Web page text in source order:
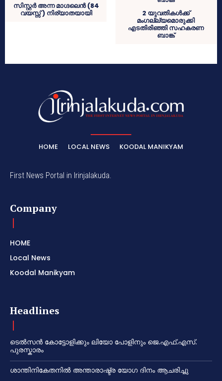
സിസ്റ്റർ അന്ന മാഗ്ദലെൻ (84
വയസ്സ് ) നിര്യാതയായി 2 യുവതികള്‍ക്ക്
മംഗല്ല്യമൊരുക്കി
എടതിരിഞ്ഞി സഹകരണ
ബാങ്ക്
HOME LOCAL NEWS KOODAL MANIKYAM
First News Portal in Irinjalakuda.
Company
HOME
Local News
Koodal Manikyam
Headlines
ടെൽസൻ കോട്ടോളിക്കും ലിയോ പോളിനും ജെ.എഫ്.എസ്.
പുരസ്കാരം
ശാന്തിനികേതനിൽ അന്താരാഷ്ട്ര യോഗ ദിനം ആചരിച്ചു